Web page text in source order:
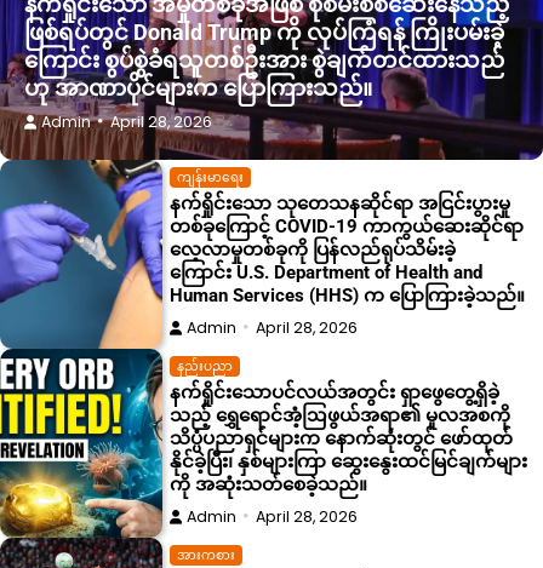
ဖြစ်ရပ်တွင် Donald Trump ကို လုပ်ကြံရန် ကြိုးပမ်းခဲ့
ကြောင်း စွပ်စွဲခံရသူတစ်ဦးအား စွဲချက်တင်ထားသည်
ဟု အာဏာပိုင်များက ပြောကြားသည်။
Admin April 28, 2026
ကျန်းမာရေး
နက်ရှိုင်းသော သုတေသနဆိုင်ရာ အငြင်းပွားမှု
တစ်ခုကြောင့် COVID-19 ကာကွယ်ဆေးဆိုင်ရာ
လေ့လာမှုတစ်ခုကို ပြန်လည်ရုပ်သိမ်းခဲ့
ကြောင်း U.S. Department of Health and
Human Services (HHS) က ပြောကြားခဲ့သည်။
Admin April 28, 2026
နည်းပညာ
နက်ရှိုင်းသောပင်လယ်အတွင်း ရှာဖွေတွေ့ရှိခဲ့
သည့် ရွှေရောင်အံ့ဩဖွယ်အရာ၏ မူလအစကို
သိပ္ပံပညာရှင်များက နောက်ဆုံးတွင် ဖော်ထုတ်
နိုင်ခဲ့ပြီး၊ နှစ်များကြာ ဆွေးနွေးထင်မြင်ချက်များ
ကို အဆုံးသတ်စေခဲ့သည်။
Admin April 28, 2026
အားကစား